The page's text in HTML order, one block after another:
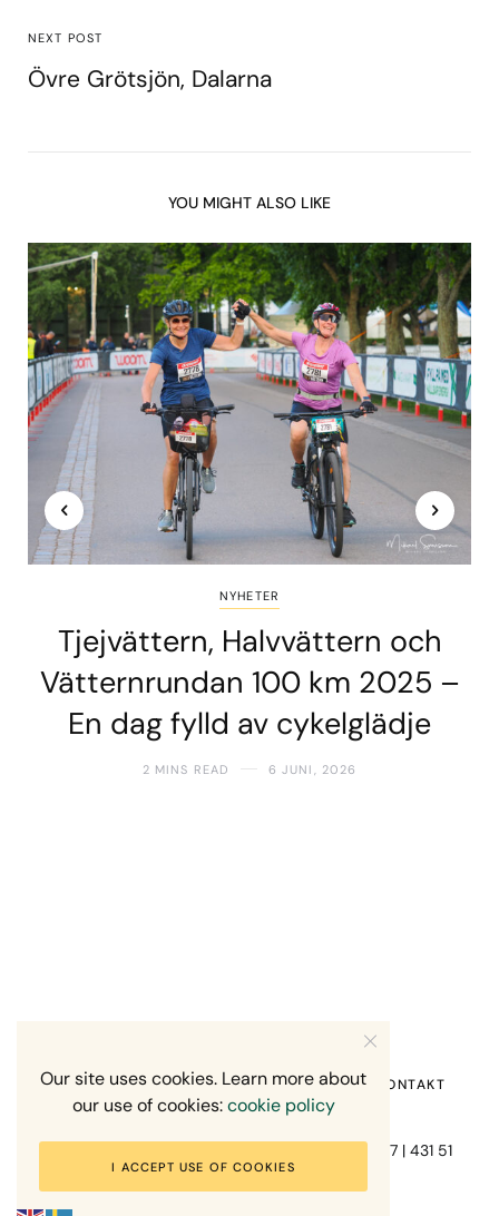
NEXT POST
Övre Grötsjön, Dalarna
YOU MIGHT ALSO LIKE
NYHETER
Tjejvättern, Halvvättern och
Vätternrundan 100 km 2025 –
En dag fylld av cykelglädje
2 MINS READ 6 JUNI, 2026
Fotograf Mikael Svensson | Gundefjällsgatan 407 | 431 51
Mölndal | +46-70-7671863
HEM OM MIG RECENSION OM MIG KONTAKT
Our site uses cookies. Learn more about
our use of cookies:cookie policy
I ACCEPT USE OF COOKIES